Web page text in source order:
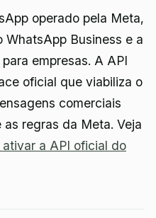
operado pela Meta,
Business e a
empresas. A API
oficial que viabiliza o
comerciais
regras da Meta. Veja
ativar a API oficial do